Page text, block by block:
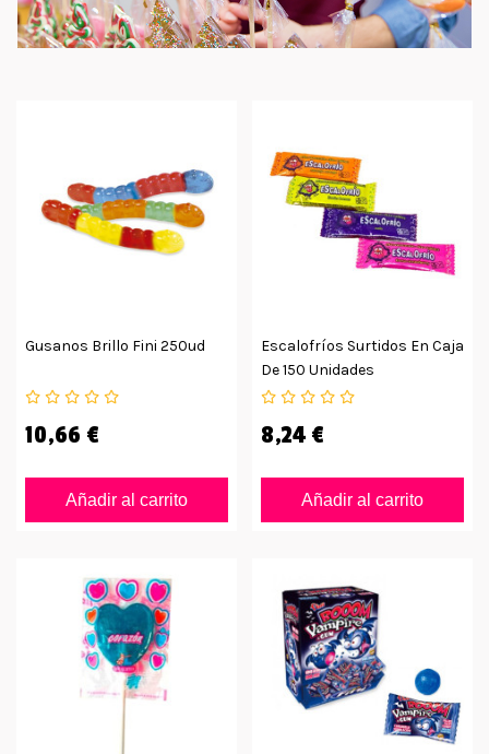
Gusanos Brillo Fini 250ud
10,66 €
Añadir al carrito
Escalofríos Surtidos En Caja
De 150 Unidades
8,24 €
Añadir al carrito